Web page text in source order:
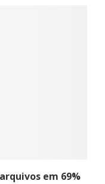
em 69%